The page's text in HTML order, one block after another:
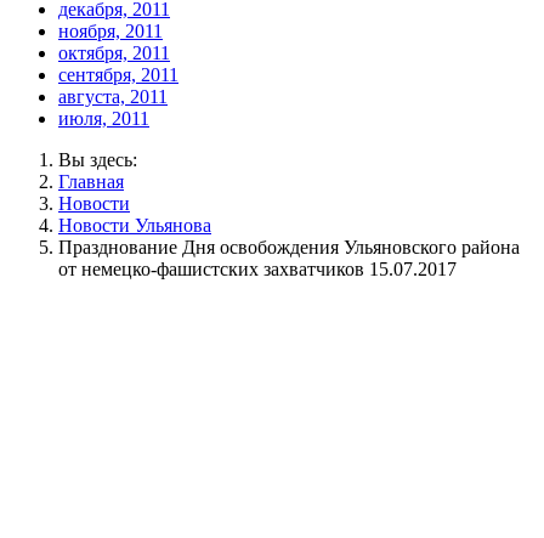
декабря, 2011
ноября, 2011
октября, 2011
сентября, 2011
августа, 2011
июля, 2011
Вы здесь:
Главная
Новости
Новости Ульянова
Празднование Дня освобождения Ульяновского района
от немецко-фашистских захватчиков 15.07.2017